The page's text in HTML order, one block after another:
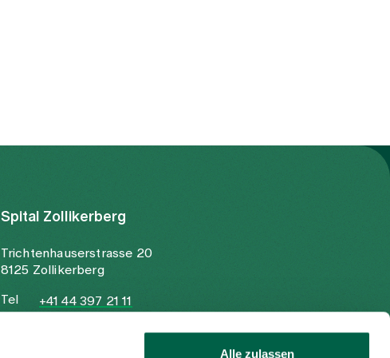
Alle zulassen
Spital Zollikerberg
Trichtenhauserstrasse 20
8125 Zollikerberg
Tel
+41 44 397 21 11